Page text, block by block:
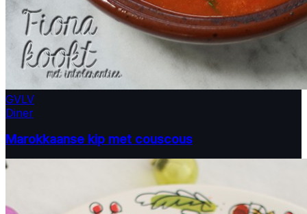
GVLV
Diner
Marokkaanse kip met couscous